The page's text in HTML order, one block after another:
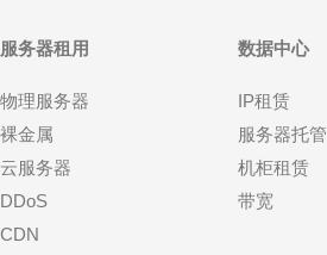
服务器租用
物理服务器
裸金属
云服务器
DDoS
CDN
数据中心
IP租赁
服务器托管
机柜租赁
带宽